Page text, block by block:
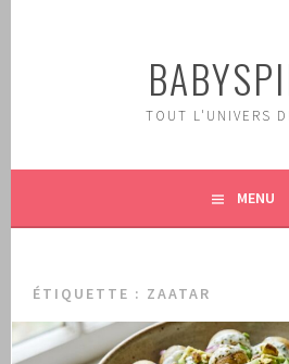
TOUT L'UNIVERS
MENU
ÉTIQUETTE : ZAATAR